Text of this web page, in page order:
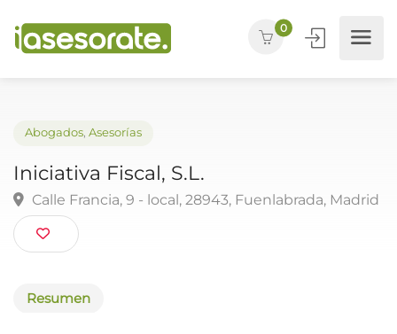
0
Iniciativa Fiscal, S.L.
Calle Francia, 9 - local, 28943, Fuenlabrada,
Resumen